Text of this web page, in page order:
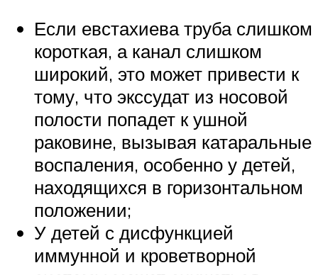
Если евстахиева труба слишком
короткая, а канал слишком
широкий, это может привести к
тому, что экссудат из носовой
полости попадет к ушной
раковине, вызывая катаральные
воспаления, особенно у детей,
находящихся в горизонтальном
положении;
У детей с дисфункцией
иммунной и кроветворной